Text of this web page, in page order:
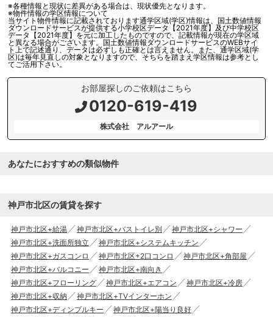
※各種情報と現状に差異がある場合は、現状優先となります。
※物件情報の学区情報について
当サイト物件情報に記載されております通学区域(学区)情報は、国土数値情報
ダウンロードサービスが提供する小学校区データ【2021年度】及び中学校区
データ【2021年度】を元に加工したものですので、記載情報が現在の学区域
と異なる場合がございます。国土数値情報ダウンロードサービスのWEBサイ
ト上で記述通り、データは必ずしも正確とは言えません。また、通学区域(学
区)は毎年見直しの対象となりますので、そちらを踏まえ学区情報は参考とし
てご活用下さい。
お部屋探しのご依頼はこちら
0120-619-419
株式会社 アルアール
あなたにおすすめの類似物件
神戸市北区の賃貸を探す
神戸市北区+給湯 神戸市北区+バストイレ別
神戸市北区+シャワー
神戸市北区+洗面所独立
神戸市北区+システムキッチン
神戸市北区+ガスコンロ
神戸市北区+2口コンロ
神戸市北区+角部屋
神戸市北区+バルコニー
神戸市北区+南向き
神戸市北区+フローリング
神戸市北区+エアコン
神戸市北区+冷房
神戸市北区+収納
神戸市北区+TVインターホン
神戸市北区+ディンプルキー
神戸市北区+陽当り良好